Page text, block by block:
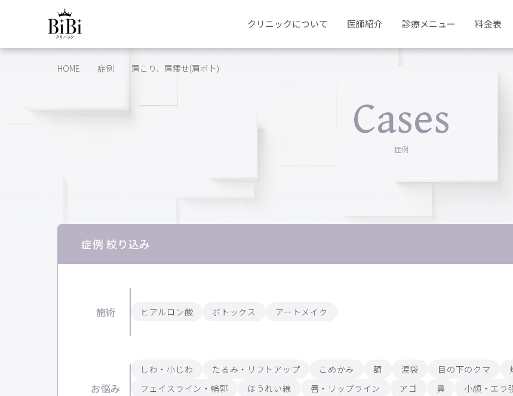
クリニックについて 医師紹介 診療メニュー 料金表
HOME 症例 肩こり、肩痩せ(肩ボト)
Cases
症例
症例 絞り込み
施術 ヒアルロン酸 ボトックス アートメイク
お悩み
しわ・小じわ たるみ・リフトアップ こめかみ 額 涙袋 目の下のクマ
フェイスライン・輪郭
ほうれい線 唇・リップライン アゴ 鼻 小顔・エラ